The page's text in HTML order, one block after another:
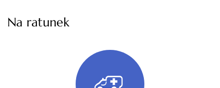
Na ratunek